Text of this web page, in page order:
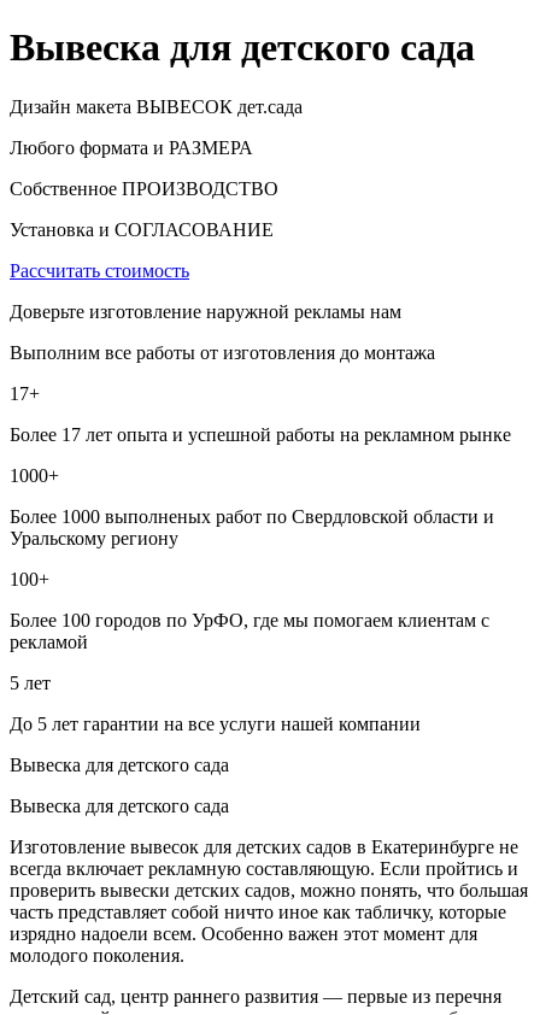
Вывеска для детского сада
Дизайн макета ВЫВЕСОК дет.сада
Любого формата и РАЗМЕРА
Собственное ПРОИЗВОДСТВО
Установка и СОГЛАСОВАНИЕ
Рассчитать стоимость
Доверьте изготовление наружной рекламы нам
Выполним все работы от изготовления до монтажа
17+
Более 17 лет опыта и успешной работы на рекламном рынке
1000+
Более 1000 выполненых работ по Свердловской области и
Уральскому региону
100+
Более 100 городов по УрФО, где мы помогаем клиентам с
рекламой
5 лет
До 5 лет гарантии на все услуги нашей компании
Вывеска для детского сада
Вывеска для детского сада
Изготовление вывесок для детских садов в Екатеринбурге не
всегда включает рекламную составляющую. Если пройтись и
проверить вывески детских садов, можно понять, что большая
часть представляет собой ничто иное как табличку, которые
изрядно надоели всем. Особенно важен этот момент для
молодого поколения.
Детский сад, центр раннего развития — первые из перечня